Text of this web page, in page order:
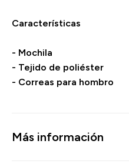
Características
- Mochila
- Tejido de poliéster
- Correas para hombro
Más información